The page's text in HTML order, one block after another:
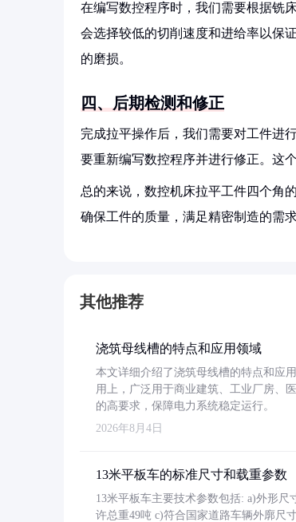
在编写数控程序时，我们需要根据铣
会选择较低的切削速度和进给率以保
的磨损。
四、后期检测和修正
完成拉平操作后，我们需要对工件进
要重新编写数控程序并进行修正。这
总的来说，数控机床拉平工件四个角
确保工件的质量，满足精密制造的需求
其他推荐
浇筑母线槽的特点和应用领域
本文详细介绍了浇筑母线槽的特点和应
用上，广泛用于商业建筑、工业厂房、
的高要求，保障电力系统稳定运行。
2026年8月4日
13米平板车的标准尺寸和载重参数
13米平板车主要技术参数包括: a)外形尺
许总重49吨 c)符合国家道路车辆外廓尺